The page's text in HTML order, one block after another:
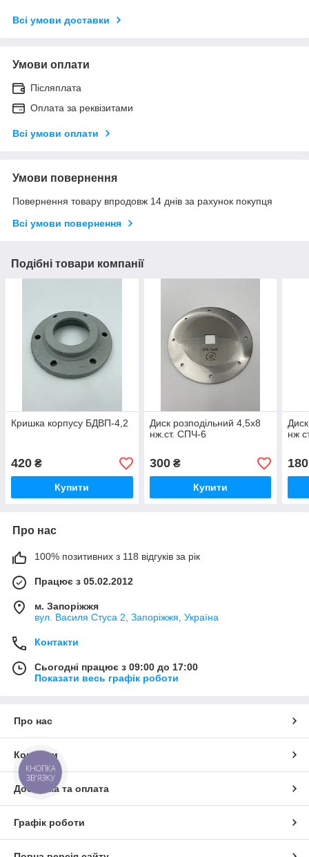
Всі умови доставки
Умови оплати
Післяплата
Оплата за реквізитами
Всі умови оплати
Умови повернення
Повернення товару впродовж 14 днів за рахунок покупця
Всі умови повернення
Подібні товари компанії
Кришка корпусу БДВП-4,2
420 ₴
Купити
Диск розподільний 4,5х8
нж.ст. СПЧ-6
300₴
Купити
нж
180
Про нас
100% позитивних з 118 відгуків за рік
Працює з 05.02.2012
м. Запоріжжя
вул. Василя Стуса 2, Запоріжжя, Україна
Контакти
Сьогодні працює з 09:00 до 17:00
Показати весь графік роботи
Про нас
Контакти
Доставка та оплата
Графік роботи
КНОПКА
ЗВ'ЯЗКУ